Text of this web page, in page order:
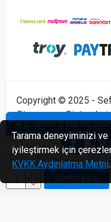
SEPETE EKLE
🔥Şu anda 8 kişi bu
Copyright © 2025 -
Otomasyon Sistemleri
Tarama deneyiminizi
iyileştirmek için
KVKK Aydınlatma Metni.